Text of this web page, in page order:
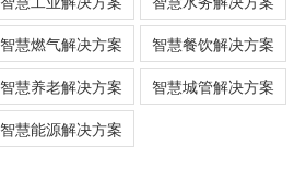
智慧燃气解决方案
智慧餐饮解决方案
智慧养老解决方案
智慧城管解决方案
智慧能源解决方案